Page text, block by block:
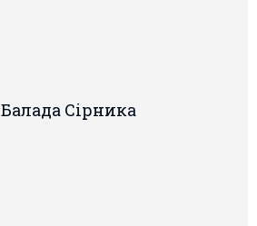
Балада Сiрника